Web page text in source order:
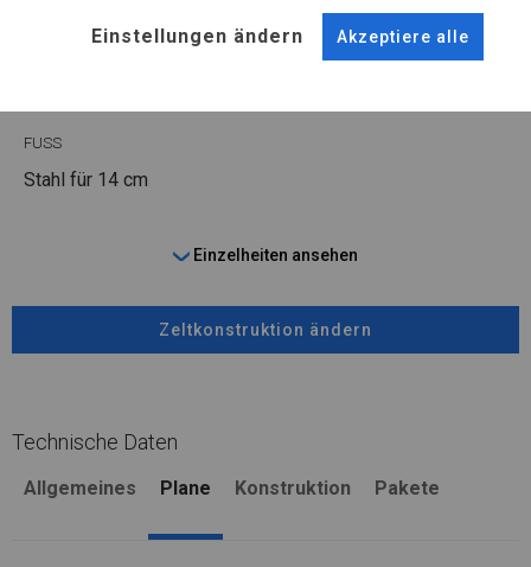
ANSCHLÜSSE
FUSS
Stahl für 14 cm
Einzelheiten ansehen
Zeltkonstruktion ändern
Technische Daten
Allgemeines Plane Konstruktion Pakete
Einstellungen ändern Akzeptiere alle